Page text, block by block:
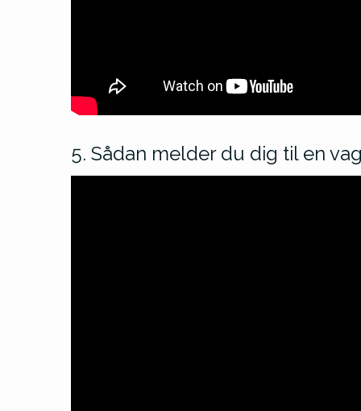
5. Sådan melder du dig til en